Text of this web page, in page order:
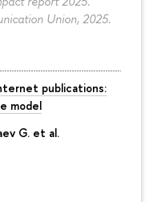
Union, 2025.
publications:
model
G. et al.